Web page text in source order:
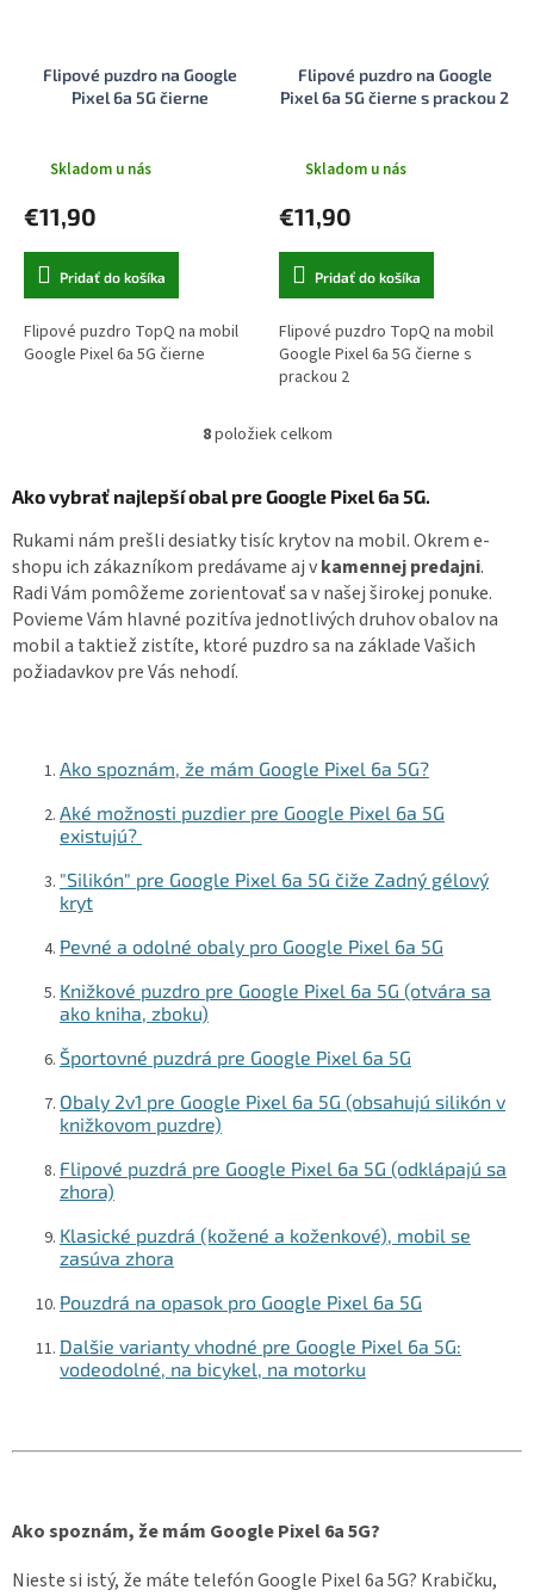
Flipové puzdro na Google
Pixel 6a 5G čierne
Skladom u nás
€11,90
Pridať do košíka
Flipové puzdro TopQ na mobil
Google Pixel 6a 5G čierne
Flipové puzdro na Google
Pixel 6a 5G čierne s prackou 2
Skladom u nás
€11,90
Pridať do košíka
Flipové puzdro TopQ na mobil
Google Pixel 6a 5G čierne s
prackou 2
O
l
á
d
a
c
i
e
p
v
ý
p
i
u
8položiek celkom
Ako vybrať najlepší obal pre Google Pixel 6a 5G.
Rukami nám prešli desiatky tisíc krytov na mobil. Okrem e-
shopu ich zákazníkom predávame aj vkamennej predajni.
Radi Vám pomôžeme zorientovať sa v našej širokej ponuke.
Povieme Vám hlavné pozitíva jednotlivých druhov obalov na
mobil a taktiež zistíte, ktoré puzdro sa na základe Vašich
požiadavkov pre Vás nehodí.
Ako spoznám, že mám Google Pixel 6a 5G?
Aké možnosti puzdier pre Google Pixel 6a 5G
existujú?
"Silikón" pre Google Pixel 6a 5G čiže Zadný gélový
kryt
Pevné a odolné obaly pro Google Pixel 6a 5G
Knižkové puzdro pre Google Pixel 6a 5G (otvára sa
ako kniha, zboku)
Športovné puzdrá pre Google Pixel 6a 5G
Obaly 2v1 pre Google Pixel 6a 5G (obsahujú silikón v
knižkovom puzdre)
Flipové puzdrá pre Google Pixel 6a 5G (odklápajú sa
zhora)
Klasické puzdrá (kožené a koženkové), mobil se
zasúva zhora
Pouzdrá na opasok pro Google Pixel 6a 5G
Dalšie varianty vhodné pre Google Pixel 6a 5G:
vodeodolné, na bicykel, na motorku
Ako spoznám, že mám Google Pixel 6a 5G?
Nieste si istý, že máte telefón Google Pixel 6a 5G? Krabičku,